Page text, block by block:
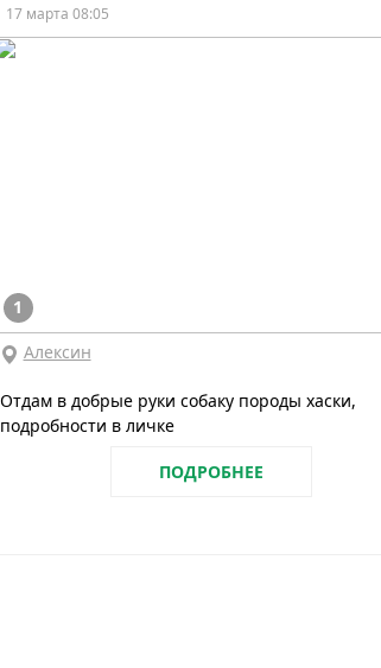
17 марта 08:05
1
Алексин
Отдам в добрые руки собаку породы хаски,
подробности в личке
ПОДРОБНЕЕ